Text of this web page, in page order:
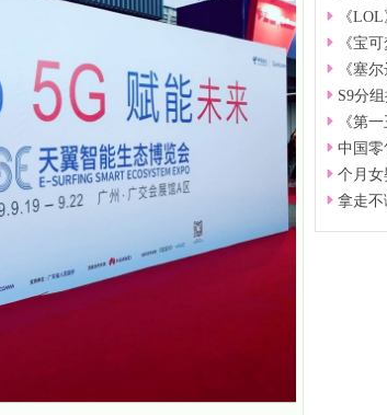
《
《宝
《塞
S9分
《第
中国零
个月
拿走不